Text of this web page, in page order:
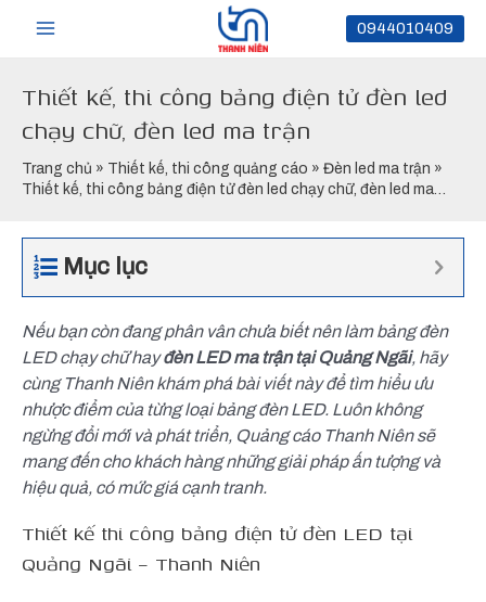
dung
Main
0944010409
Thiết kế, thi công bảng điện tử đèn led
chạy chữ, đèn led ma trận
Trang chủ » Thiết kế, thi công quảng cáo » Đèn led ma trận »
Thiết kế, thi công bảng điện tử đèn led chạy chữ, đèn led ma
Mục lục
Nếu bạn còn đang phân vân chưa biết nên làm bảng đèn
LED chạy chữ hayđèn LED ma trận tại Quảng Ngãi, hãy
cùng Thanh Niên khám phá bài viết này để tìm hiểu ưu
nhược điểm của từng loại bảng đèn LED. Luôn không
ngừng đổi mới và phát triển, Quảng cáo Thanh Niên sẽ
mang đến cho khách hàng những giải pháp ấn tượng và
hiệu quả, có mức giá cạnh tranh.
Thiết kế thi công bảng điện tử đèn LED tại
Quảng Ngãi – Thanh Niên